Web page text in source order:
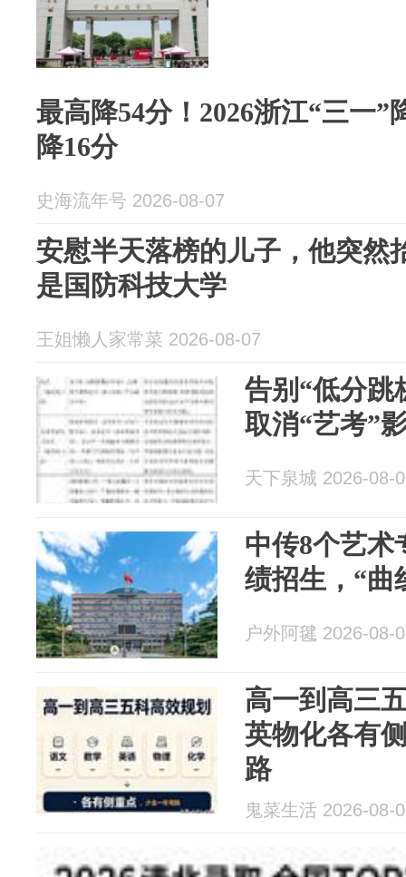
最高降54分！2026浙江“三一”
降16分
史海流年号 2026-08-07
安慰半天落榜的儿子，他突然
是国防科技大学
王姐懒人家常菜 2026-08-07
告别“低分跳
取消“艺考”
天下泉城 2026-08-
中传8个艺术
绩招生，“曲
户外阿毽 2026-08-
高一到高三
英物化各有
路
鬼菜生活 2026-08-